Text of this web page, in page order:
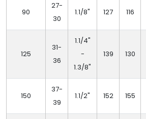
90
27-
30
1.1/8" 127 116
125
31-
36
1.1/4"
-
1.3/8"
139 130
150
37-
39
1.1/2" 152 155